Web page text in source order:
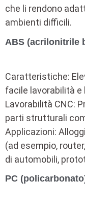
che li rendono
ambienti difficili.
ABS (acrilonitrile
Caratteristiche:
facile lavorabilità
Lavorabilità CNC:
parti strutturali
Applicazioni:
(ad esempio,
di automobili,
PC